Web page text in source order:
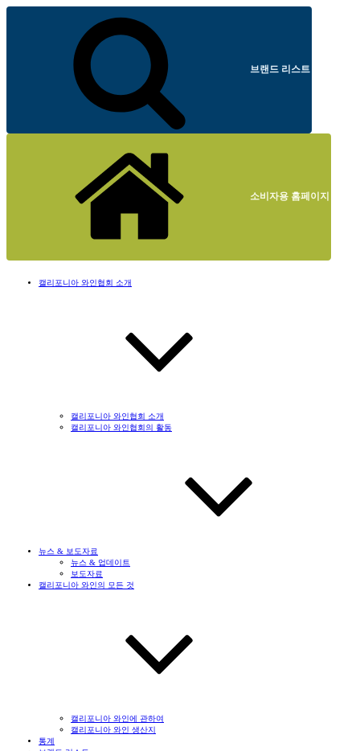
브랜드 리스트
소비자용 홈페이지
캘리포니아 와인협회 소개
캘리포니아 와인협회 소개
캘리포니아 와인협회의 활동
뉴스 & 보도자료
뉴스 & 업데이트
보도자료
캘리포니아 와인의 모든 것
캘리포니아 와인에 관하여
캘리포니아 와인 생산지
통계